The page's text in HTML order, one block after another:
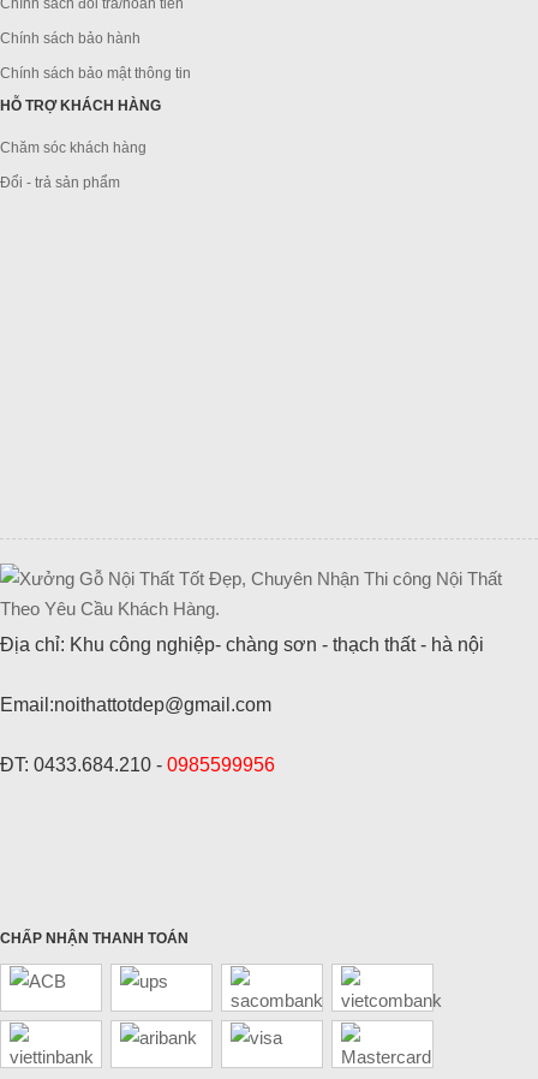
Chính sách đổi trả/hoàn tiền
Chính sách bảo hành
Chính sách bảo mật thông tin
HỖ TRỢ KHÁCH HÀNG
Chăm sóc khách hàng
Đổi - trả sản phẩm
Địa chỉ: Khu công nghiệp- chàng sơn - thạch thất - hà nội
Email:noithattotdep@gmail.com
ĐT: 0433.684.210 - 0985599956
CHẤP NHẬN THANH TOÁN